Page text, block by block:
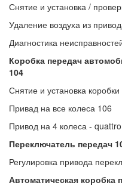
Снятие и установка /
Удаление воздуха из
Диагностика
Коробка передач
104
Снятие и установка
Привад на все колеса 106
Привод на 4 колеса -
Переключатель передач
Регулировка привода
Автоматическая коробка